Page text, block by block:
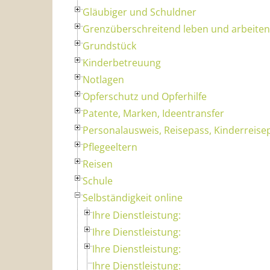
Gläubiger und Schuldner
Grenzüberschreitend leben und arbeiten
Grundstück
Kinderbetreuung
Notlagen
Opferschutz und Opferhilfe
Patente, Marken, Ideentransfer
Personalausweis, Reisepass,
Pflegeeltern
Reisen
Schule
Selbständigkeit online
Ihre Dienstleistung:
Ihre Dienstleistung:
Ihre Dienstleistung:
Ihre Dienstleistung: